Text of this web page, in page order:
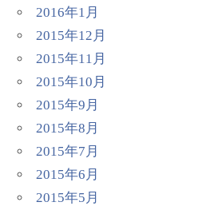
2016年1月
2015年12月
2015年11月
2015年10月
2015年9月
2015年8月
2015年7月
2015年6月
2015年5月